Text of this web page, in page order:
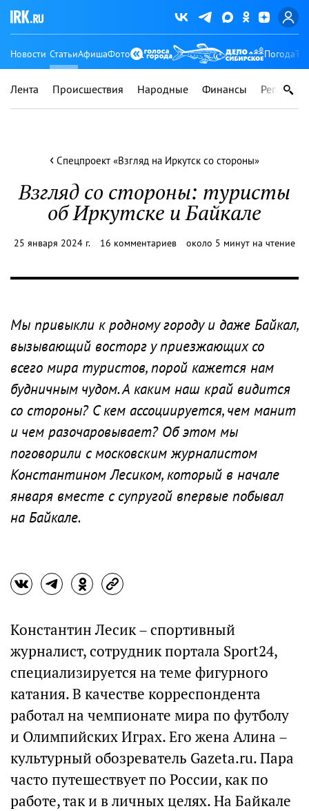
Новости СтатьиАфишаФото Погода
Лента Происшествия Народные Финансы Регионы
‹ Спецпроект «Взгляд на Иркутск со стороны»
Взгляд со стороны: туристы
об Иркутске и Байкале
25 января 2024 г. 16 комментариев около 5 минут на чтение
Мы привыкли к родному городу и даже Байкал,
вызывающий восторг у приезжающих со
всего мира туристов, порой кажется нам
будничным чудом. А каким наш край видится
со стороны? С кем ассоциируется, чем манит
и чем разочаровывает? Об этом мы
поговорили с московским журналистом
Константином Лесиком, который в начале
января вместе с супругой впервые побывал
на Байкале.
Константин Лесик – спортивный
журналист, сотрудник портала Sport24,
специализируется на теме фигурного
катания. В качестве корреспондента
работал на чемпионате мира по футболу
и Олимпийских Играх. Его жена Алина –
культурный обозреватель Gazeta.ru. Пара
часто путешествует по России, как по
работе, так и в личных целях. На Байкале